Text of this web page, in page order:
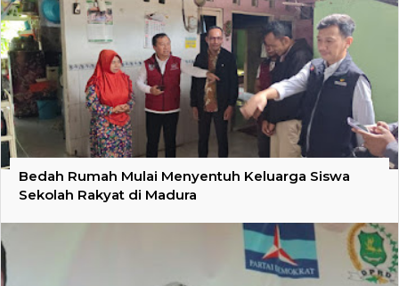
Bedah Rumah Mulai Menyentuh Keluarga Siswa
Sekolah Rakyat di Madura